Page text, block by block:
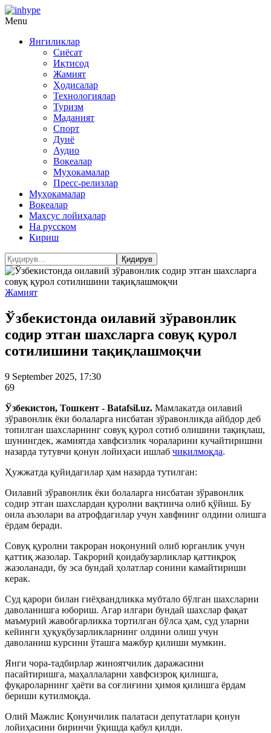
Menu
Янгиликлар
Сиёсат
Иқтисод
Жамият
Ҳодисалар
Технологиялар
Туризм
Маданият
Спорт
Дунё
Аудио
Воқеалар
Муҳокамалар
Пресс-релизлар
Муҳокамалар
Воқеалар
Махсус лойиҳалар
На русском
Кириш
Жамият
Ўзбекистонда оилавий зўравонлик
содир этган шахсларга совуқ қурол
сотилишини тақиқлашмоқчи
9 September 2025, 17:30
69
Ўзбекистон, Тошкент - Batafsil.uz. Мамлакатда оилавий
зўравонлик ёки болаларга нисбатан зўравонликда айбдор деб
топилган шахсларнинг совуқ қурол сотиб олишини тақиқлаш,
шунингдек, жамиятда хавфсизлик чораларини кучайтиришни
назарда тутувчи қонун лойиҳаси ишлаб чиқилмоқда.
Ҳужжатда қуйидагилар ҳам назарда тутилган:
Оилавий зўравонлик ёки болаларга нисбатан зўравонлик
содир этган шахслардан қуролни вақтинча олиб қўйиш. Бу
оила аъзолари ва атрофдагилар учун хавфнинг олдини олишга
ёрдам беради.
Совуқ қуролни такроран ноқонуний олиб юрганлик учун
қаттиқ жазолар. Такрорий қоидабузарликлар қаттиқроқ
жазоланади, бу эса бундай ҳолатлар сонини камайтириши
керак.
Суд қарори билан гиёҳвандликка мубтало бўлган шахсларни
даволанишга юбориш. Агар илгари бундай шахслар фақат
маъмурий жавобгарликка тортилган бўлса ҳам, суд уларни
кейинги ҳуқуқбузарликларнинг олдини олиш учун
даволаниш курсини ўташга мажбур қилиши мумкин.
Янги чора-тадбирлар жиноятчилик даражасини
пасайтиришга, маҳаллаларни хавфсизроқ қилишга,
фуқароларнинг ҳаёти ва соғлиғини ҳимоя қилишга ёрдам
бериши кутилмоқда.
Олий Мажлис Қонунчилик палатаси депутатлари қонун
лойиҳасини биринчи ўқишда қабул қилди.